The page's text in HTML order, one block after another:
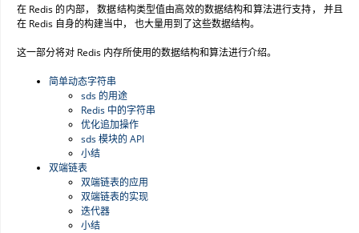
在 Redis 的内部， 数据结构类型值由高效的数据结构和算法进行支持， 并且
在 Redis 自身的构建当中， 也大量用到了这些数据结构。
这一部分将对 Redis 内存所使用的数据结构和算法进行介绍。
简单动态字符串
sds 的用途
Redis 中的字符串
优化追加操作
sds 模块的 API
小结
双端链表
双端链表的应用
双端链表的实现
迭代器
小结